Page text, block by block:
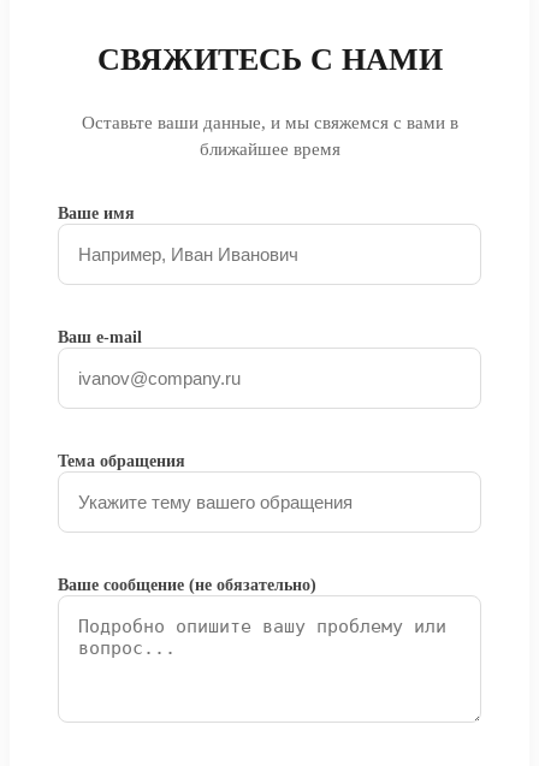
СВЯЖИТЕСЬ С НАМИ
Оставьте ваши данные, и мы свяжемся с вами в
ближайшее время
Ваше имя
Ваш e-mail
Тема обращения
Ваше сообщение (не обязательно)